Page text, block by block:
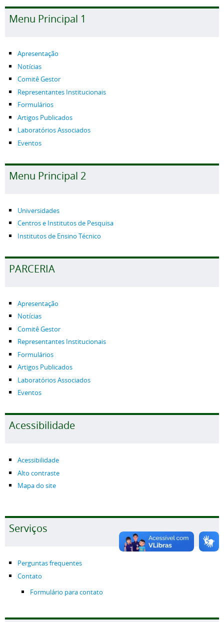
Menu Principal 1
Apresentação
Notícias
Comitê Gestor
Representantes Institucionais
Formulários
Artigos Publicados
Laboratórios Associados
Eventos
Menu Principal 2
Universidades
Centros e Institutos de Pesquisa
Institutos de Ensino Técnico
PARCERIA
Apresentação
Notícias
Comitê Gestor
Representantes Institucionais
Formulários
Artigos Publicados
Laboratórios Associados
Eventos
Acessibilidade
Acessibilidade
Alto contraste
Mapa do site
Serviços
Perguntas frequentes
Contato
Formulário para contato